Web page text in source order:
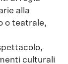
alla
o teatrale,
culturali